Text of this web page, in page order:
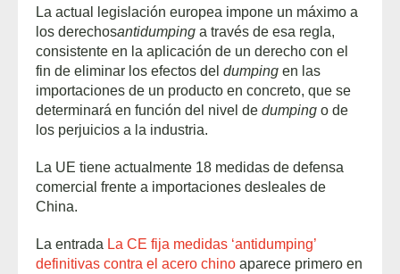
La actual legislación europea impone un máximo a
los derechosantidumping a través de esa regla,
consistente en la aplicación de un derecho con el
fin de eliminar los efectos del dumping en las
importaciones de un producto en concreto, que se
determinará en función del nivel de dumping o de
los perjuicios a la industria.
La UE tiene actualmente 18 medidas de defensa
comercial frente a importaciones desleales de
China.
La entrada La CE fija medidas ‘antidumping’
definitivas contra el acero chino aparece primero en